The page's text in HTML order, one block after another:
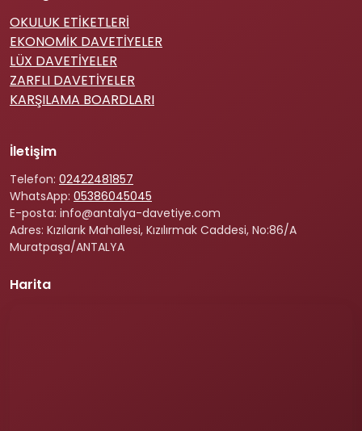
OKULUK ETİKETLERİ
EKONOMİK DAVETİYELER
LÜX DAVETİYELER
ZARFLI DAVETİYELER
KARŞILAMA BOARDLARI
İletişim
Telefon: 02422481857
WhatsApp: 05386045045
E-posta: info@antalya-davetiye.com
Adres: Kızılarık Mahallesi, Kızılırmak Caddesi, No:86/A
Muratpaşa/ANTALYA
Harita